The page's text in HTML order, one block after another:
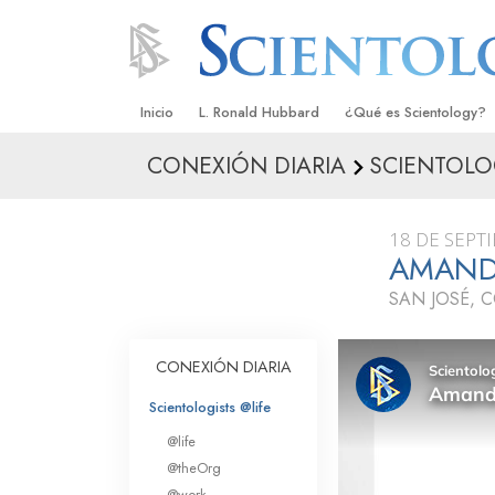
Inicio L. Ronald Hubbard ¿Qué es Scientology?
Creencias y Prácticas
Qué dicen los
Scientology
Conoce a un
Dentro de una Iglesia
Los Principios
CONEXIÓN DIARIA
18 DE
SAN JOSÉ,
CONEXIÓN DIARIA
Scientologists @life
@life
@theOrg